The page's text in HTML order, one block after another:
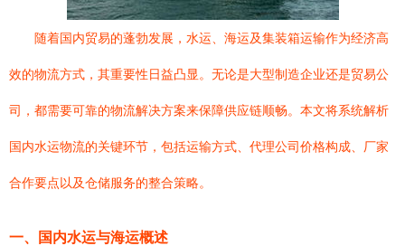
随着国内贸易的蓬勃发展，水运、海运及集装箱运输作为经济高
效的物流方式，其重要性日益凸显。无论是大型制造企业还是贸易公
司，都需要可靠的物流解决方案来保障供应链顺畅。本文将系统解析
国内水运物流的关键环节，包括运输方式、代理公司价格构成、厂家
合作要点以及仓储服务的整合策略。
一、国内水运与海运概述